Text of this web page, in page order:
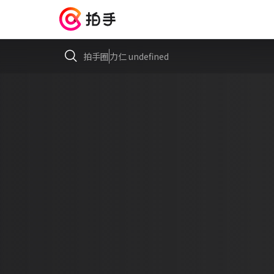
拍手圈力仁 undefined